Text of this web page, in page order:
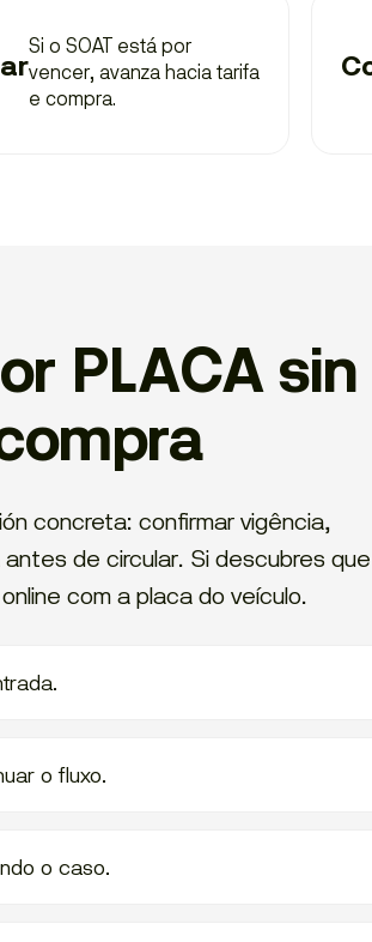
Si o SOAT está por
vencer, avanza hacia tarifa
e compra.
PLACA sin
concreta: confirmar vigência,
de circular. Si descubres que
com a placa do veículo.
o fluxo.
o caso.